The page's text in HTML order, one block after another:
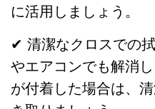
に活用しましょう。
✔ 清潔なクロスでの
やエアコンでも解消
が付着した場合は、